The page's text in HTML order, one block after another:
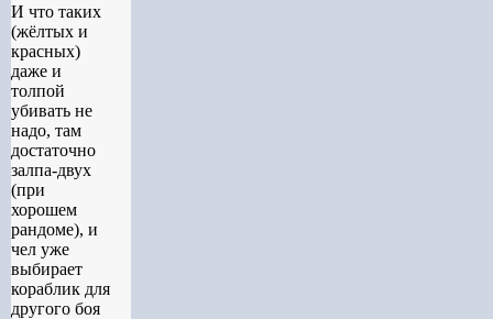
И что таких
(жёлтых и
красных)
даже и
толпой
убивать не
надо, там
достаточно
залпа-двух
(при
хорошем
рандоме), и
чел уже
выбирает
кораблик для
другого боя